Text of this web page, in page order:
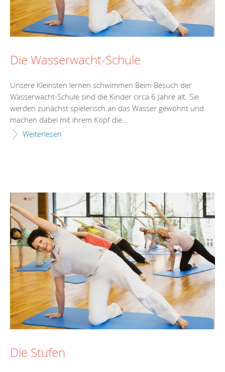
Die Wasserwacht-Schule
Unsere Kleinsten lernen schwimmen Beim Besuch der
Wasserwacht-Schule sind die Kinder circa 6 Jahre alt. Sie
werden zunächst spielerisch an das Wasser gewöhnt und
machen dabei mit ihrem Kopf die...
Weiterlesen
Die Stufen